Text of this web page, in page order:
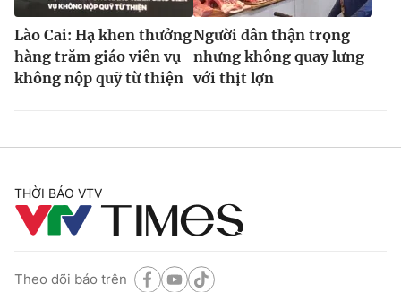
Lào Cai: Hạ khen thưởng
hàng trăm giáo viên vụ
không nộp quỹ từ thiện
Người dân thận trọng
nhưng không quay lưng
với thịt lợn
THỜI BÁO VTV
Theo dõi báo trên